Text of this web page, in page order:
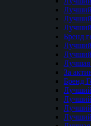
Лучший
Бренд
Лучший
Лучший
Лучшая
За
Бренд
Лучший
Лучший
Лучший